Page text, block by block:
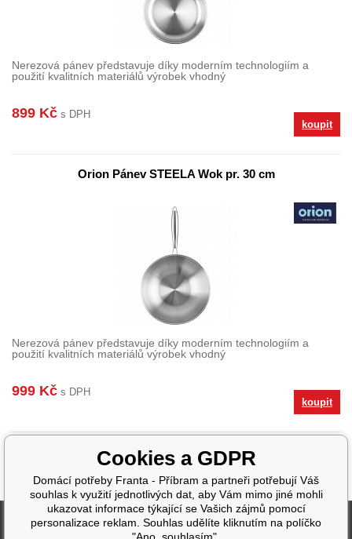
Nerezová pánev představuje díky moderním technologiím a
použití kvalitních materiálů výrobek vhodný
899 Kč s DPH
koupit
Orion Pánev STEELA Wok pr. 30 cm
Nerezová pánev představuje díky moderním technologiím a
použití kvalitních materiálů výrobek vhodný
999 Kč s DPH
koupit
Fakturační údaje
Cookies a GDPR
Domácí potřeby Franta - Příbram a partneři potřebují Váš
souhlas k využití jednotlivých dat, aby Vám mimo jiné mohli
ukazovat informace týkající se Vašich zájmů pomocí
personalizace reklam. Souhlas udělíte kliknutím na políčko